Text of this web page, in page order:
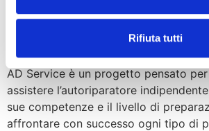
Rifiuta tutti
AD Service è un progetto pensato
assistere l’autoriparatore
sue competenze e il livello di
affrontare con successo ogni tipo di